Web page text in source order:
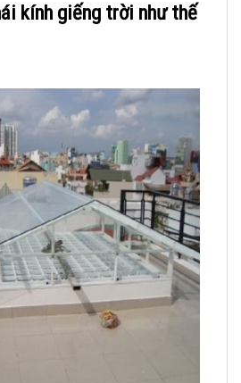
kính giếng trời như thế